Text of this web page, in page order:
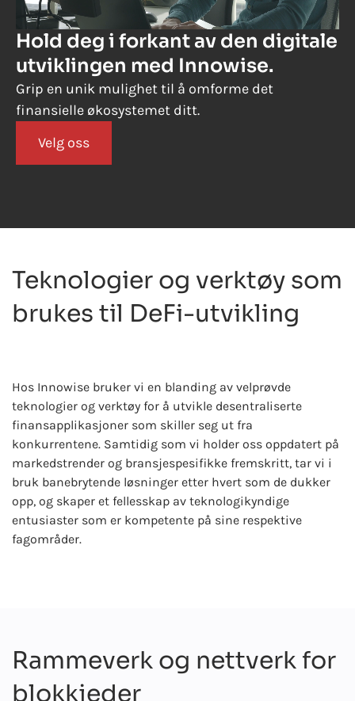
Hold deg i forkant av den digitale
utviklingen med Innowise.
Grip en unik mulighet til å omforme det
finansielle økosystemet ditt.
Velg oss
Teknologier og verktøy som
brukes til DeFi-utvikling
Hos Innowise bruker vi en blanding av velprøvde
teknologier og verktøy for å utvikle desentraliserte
finansapplikasjoner som skiller seg ut fra
konkurrentene. Samtidig som vi holder oss oppdatert på
markedstrender og bransjespesifikke fremskritt, tar vi i
bruk banebrytende løsninger etter hvert som de dukker
opp, og skaper et fellesskap av teknologikyndige
entusiaster som er kompetente på sine respektive
fagområder.
Rammeverk og nettverk for
blokkjeder